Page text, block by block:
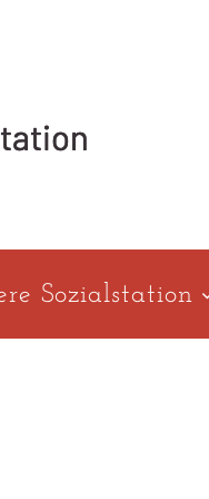
Sozialstation